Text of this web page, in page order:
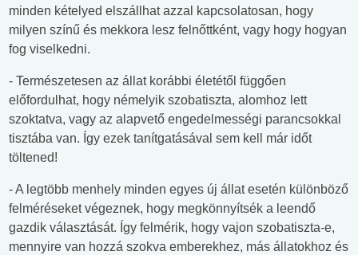
minden kételyed elszállhat azzal kapcsolatosan, hogy
milyen színű és mekkora lesz felnőttként, vagy hogy hogyan
fog viselkedni.
- Természetesen az állat korábbi életétől függően
előfordulhat, hogy némelyik szobatiszta, alomhoz lett
szoktatva, vagy az alapvető engedelmességi parancsokkal
tisztába van. Így ezek tanítgatásával sem kell már időt
töltened!
- A legtöbb menhely minden egyes új állat esetén különböző
felméréseket végeznek, hogy megkönnyítsék a leendő
gazdik választását. Így felmérik, hogy vajon szobatiszta-e,
mennyire van hozzá szokva emberekhez, más állatokhoz és